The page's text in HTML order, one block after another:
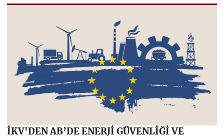
İKV'DEN AB’DE ENERJİ GÜVENLİĞİ VE